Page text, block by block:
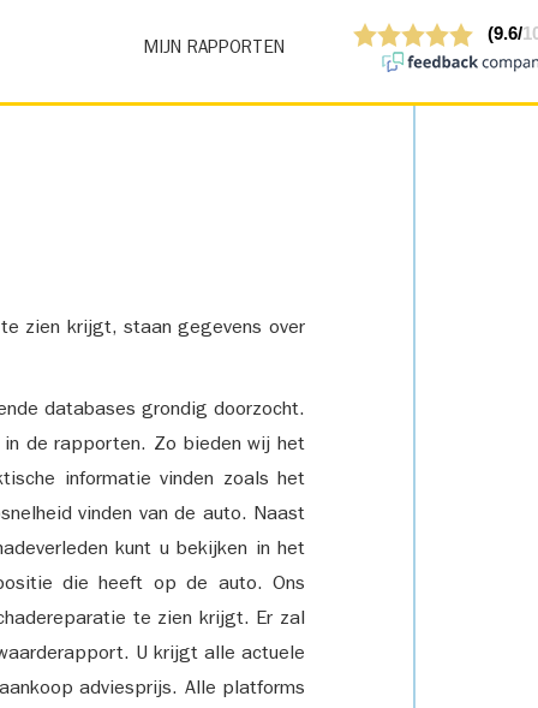
MIJN RAPPORTEN
zien krijgt, staan gegevens over
databases grondig doorzocht.
de rapporten. Zo bieden wij het
informatie vinden zoals het
vinden van de auto. Naast
kunt u bekijken in het
die heeft op de auto. Ons
te zien krijgt. Er zal
U krijgt alle actuele
adviesprijs. Alle platforms